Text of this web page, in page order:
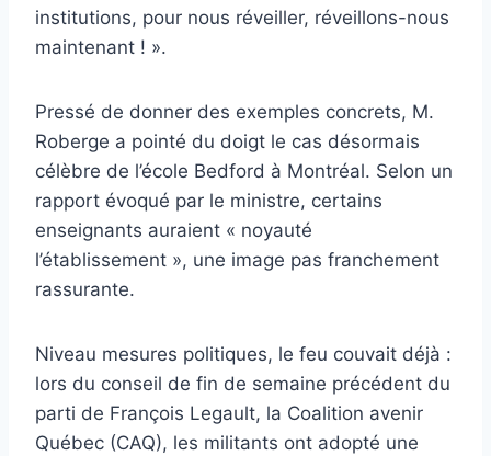
institutions, pour nous réveiller, réveillons-nous
maintenant ! ».
Pressé de donner des exemples concrets, M.
Roberge a pointé du doigt le cas désormais
célèbre de l’école Bedford à Montréal. Selon un
rapport évoqué par le ministre, certains
enseignants auraient « noyauté
l’établissement », une image pas franchement
rassurante.
Niveau mesures politiques, le feu couvait déjà :
lors du conseil de fin de semaine précédent du
parti de François Legault, la Coalition avenir
Québec (CAQ), les militants ont adopté une